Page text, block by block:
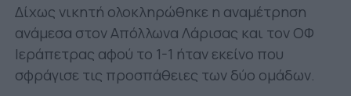
Δίχως νικητή ολοκληρώθηκε η αναμέτρηση
ανάμεσα στον Απόλλωνα Λάρισας και τον ΟΦ
Ιεράπετρας αφού το 1-1 ήταν εκείνο που
σφράγισε τις προσπάθειες των δύο ομάδων.